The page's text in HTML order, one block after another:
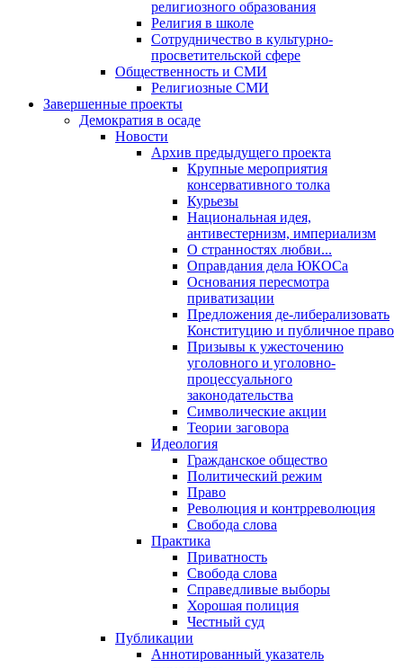
религиозного образования
Религия в школе
Сотрудничество в культурно-
просветительской сфере
Общественность и СМИ
Религиозные СМИ
Завершенные проекты
Демократия в осаде
Новости
Архив предыдущего проекта
Крупные мероприятия
консервативного толка
Курьезы
Национальная идея,
антивестернизм, империализм
О странностях любви...
Оправдания дела ЮКОСа
Основания пересмотра
приватизации
Предложения де-либерализовать
Конституцию и публичное право
Призывы к ужесточению
уголовного и уголовно-
процессуального
законодательства
Символические акции
Теории заговора
Идеология
Гражданское общество
Политический режим
Право
Революция и контрреволюция
Свобода слова
Практика
Приватность
Свобода слова
Справедливые выборы
Хорошая полиция
Честный суд
Публикации
Аннотированный указатель